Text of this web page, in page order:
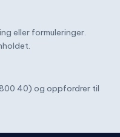
eller formuleringer.
40) og oppfordrer til